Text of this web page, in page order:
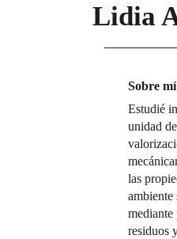
Lidia
Sobre mí
Estudié
unidad
las
ambiente
mediante
residuos